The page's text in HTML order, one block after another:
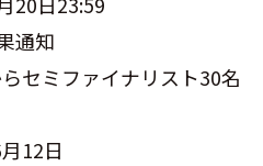
通知
セミファイナリスト30名
12日